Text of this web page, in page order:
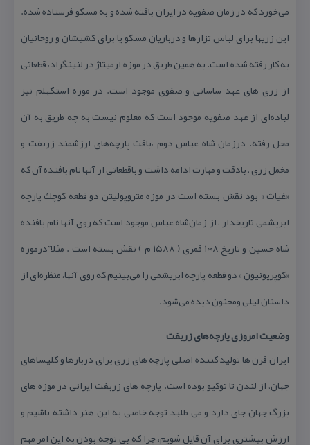
می‌خورد كه در زمان صفویه در ایران بافته شده و به مسكو فرستاده شده.
این زریها برای لباس تزارها و درباریان مسكو یا برای كشیشان و روحانیان
به كار رفته شده است. به همین طریق در موزه ارمیتاژ در لنینگراد، قطعاتی
از زری های عهد ساسانی و صفوی موجود است. در موزه استكهلم نیز
لباده‌ای از عهد صفویه موجود است كه معلوم نیست به چه طریق به آن
محل رفته. درزمان‌ شاه‌ عباس‌ دوم‌ ،بافت‌ پارچه‌های‌ ارزشمند زربفت‌ و
مخمل‌ زری‌ ، بادقت‌ و مهارت‌ ادامه‌ داشت‌ و باقطعاتی‌ از آنها نام‌ بافنده‌ آن‌ كه
‌«غیاث‌ » بود نقش‌ بسته‌ است‌ در موزه‌ متروپولیتن‌ دو قطعه‌ كوچك‌ پارچه‌
ابریشمی‌ تاریخدار ، از زمان‌شاه‌ عباس‌ موجود است‌ كه‌ روی‌ آنها نام‌ بافنده‌
شاه‌ حسین‌ و تاریخ‌ ۱۰۰۸ قمری‌ ( ۱۵۸۸ م‌ ) نقش‌ بسته ‌است‌ . مثلا”درموزه‌
«كوپریونیون‌ » دو قطعه‌ پارچه‌ ابریشمی‌ را می‌بینیم‌ كه‌ روی‌ آنها، منظره‌ای‌ از
داستان‌ لیلی‌ ومجنون‌ دیده‌ می‌شود.
وضعیت امروزی پارچه‌های زربفت
ایران قرن ها تولید كننده اصلی پارچه های زری برای دربارها و كلیساهای
جهان، از لندن تا توكیو بوده است. پارچه های زربفت ایرانی در موزه های
بزرگ جهان جای دارد و می طلبد توجه خاصی به این هنر داشته باشیم و
ارزش بیشتری برای آن قایل شویم، چرا كه بی توجه بودن به این امر مهم